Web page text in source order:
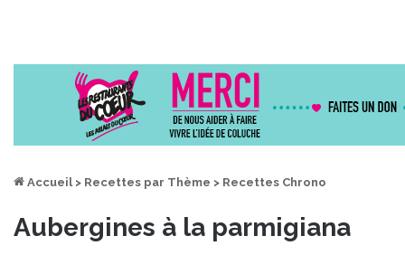
Accueil > Recettes par Thème > Recettes Chrono
Aubergines à la parmigiana